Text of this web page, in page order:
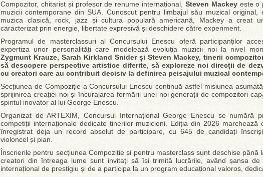
Compozitor, chitarist și profesor de renume internațional, Steven Mackeyeste o
muzicii contemporane din SUA. Cunoscut pentru limbajul său muzical original,
muzica clasică, rock, jazz și cultura populară americană, Mackey a creat
caracterizat prin energie, libertate expresivă și deschidere către experiment.
Programul de masterclassuri al Concursului Enescu oferă participanților
expertiza unor personalități care modelează evoluția muzicii noi la nivel
Zygmunt Krauze, Sarah Kirkland Snider și Steven Mackey, tinerii
să descopere perspective artistice diferite, să exploreze noi direcții de
cu creatori care au contribuit decisiv la definirea peisajului muzical
Secțiunea de Compoziție a Concursului Enescu continuă astfel misiunea
sprijinirea creației noi și încurajarea formării unei noi generații de compozitori
spiritul inovator al lui George Enescu.
Organizat de ARTEXIM, Concursul Internațional George Enescu se numără
competiții internaționale dedicate tinerilor muzicieni. Ediția din 2026 marchează
înregistrat deja un record absolut de participare, cu 645 de candidați
violoncel și pian.
Înscrierile pentru secțiunea Compoziție și pentru masterclass sunt deschise până
creatori din întreaga lume sunt invitați să își trimită lucrările, având șansa
internațional de prestigiu și de a participa la un program educațional valoros,